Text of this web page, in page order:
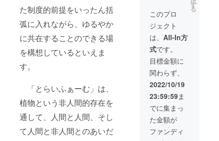
た制度的前提をいったん括
弧に入れながら、ゆるやか
に共在することのできる場
を構想しているといえま
す。
「とらいふぁーむ」は、
植物という非人間的存在を
通して、人間と人間、そし
て人間と非人間とのあいだ
げ、2004年
に武蔵野市
で初となる
高齢者グ
ループホー
ム「光風
荘」を開設
して、地域
の福祉ニー
ズに応えら
れる福祉
サービスの
ラス）
タンブ
ラーに
記念ロ
ゴを施
したも
のをリ
ターン
品と致
しま
す。
PAPLU
S︎は、紙
とトウ
モロコ
シ由来
の生分
解樹脂
す
る
このプロ
ジェクト
は、 All-In方
式です。
目標金額に
関わらず、
2022/10/19
23:59:59ま
でに集まっ
た金額が
ファンディ